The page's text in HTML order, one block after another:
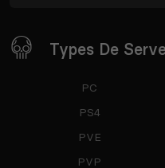
Types De
PC
PS4
PVE
PVP